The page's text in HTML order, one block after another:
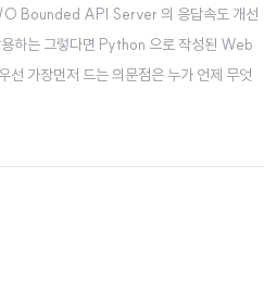
O Bounded API Server 의 응답속도 개선
용하는 그렇다면 Python 으로 작성된 Web
가장먼저 드는 의문점은 누가 언제 무엇